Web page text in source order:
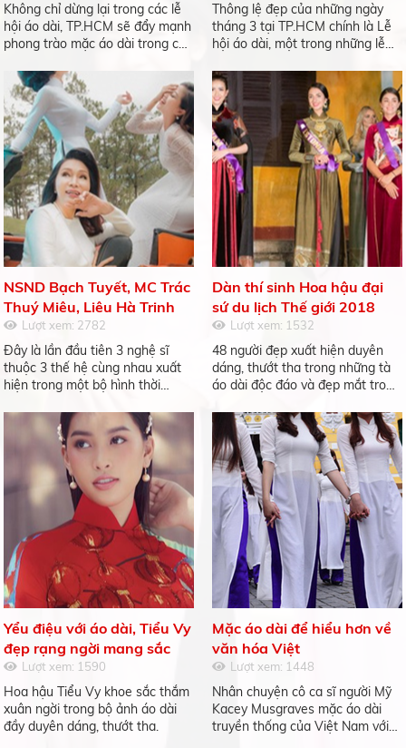
Không chỉ dừng lại trong các lễ
hội áo dài, TP.HCM sẽ đẩy mạnh
phong trào mặc áo dài trong các
trong công việc của người dân
TP
Thông lệ đẹp của những ngày
tháng 3 tại TP.HCM chính là Lễ
hội áo dài, một trong những lễ
quảng bá rất tốt cho hình ảnh
của TP.HCM trong 5 năm trở lại
đây.
NSND Bạch Tuyết, MC Trác
Thuý Miêu, Liêu Hà Trinh
làm “nàng thơ” áo dài
Lượt xem: 2782
Đây là lần đầu tiên 3 nghệ sĩ
thuộc 3 thế hệ cùng nhau xuất
hiện trong một bộ hình thời
Dàn thí sinh Hoa hậu đại
sứ du lịch Thế giới 2018
duyên dáng trong tà áo dài
Việt
Lượt xem: 1532
48 người đẹp xuất hiện duyên
dáng, thướt tha trong những tà
áo dài độc đáo và đẹp mắt trong
gió" diễn ra tại phố cổ Hội An tối
28/7.
Yểu điệu với áo dài, Tiểu Vy
đẹp rạng ngời mang sắc
xuân ngập tràn không gian
Lượt xem: 1590
Hoa hậu Tiểu Vy khoe sắc thắm
xuân ngời trong bộ ảnh áo dài
đầy duyên dáng, thướt tha.
Mặc áo dài để hiểu hơn về
văn hóa Việt
Lượt xem: 1448
Nhân chuyện cô ca sĩ người Mỹ
Kacey Musgraves mặc áo dài
truyền thống của Việt Nam với